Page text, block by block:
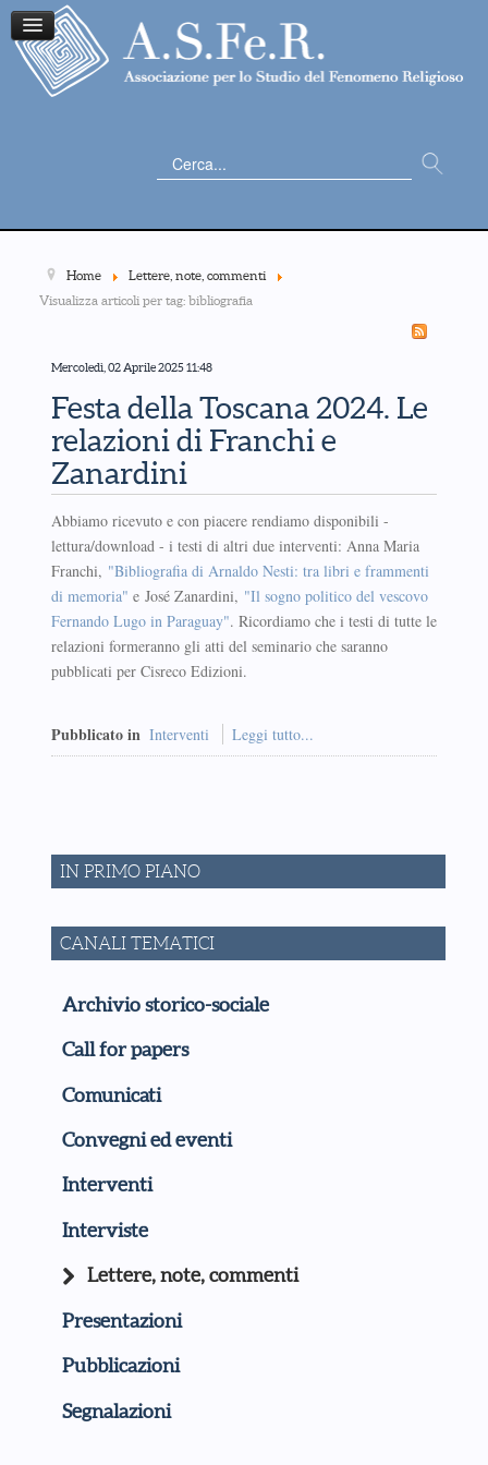
Cerca...
Home
Lettere, note, commenti
Visualizza articoli per tag: bibliografia
Mercoledì, 02 Aprile 2025 11:48
Festa della Toscana 2024. Le
relazioni di Franchi e
Zanardini
Abbiamo ricevuto e con piacere rendiamo disponibili -
lettura/download - i testi di altri due interventi: Anna Maria
Franchi, "Bibliografia di Arnaldo Nesti: tra libri e frammenti
di memoria" e José Zanardini, "Il sogno politico del vescovo
Fernando Lugo in Paraguay". Ricordiamo che i testi di tutte le
relazioni formeranno gli atti del seminario che saranno
pubblicati per Cisreco Edizioni.
Pubblicato in Interventi Leggi tutto...
IN PRIMO PIANO
CANALI TEMATICI
Archivio storico-sociale
Call for papers
Comunicati
Convegni ed eventi
Interventi
Interviste
Lettere, note, commenti
Presentazioni
Pubblicazioni
Segnalazioni